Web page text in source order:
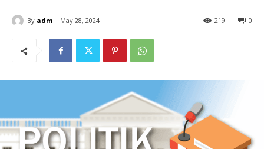
By adm May 28, 2024 0
219